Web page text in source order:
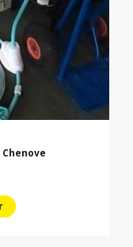
Chenove